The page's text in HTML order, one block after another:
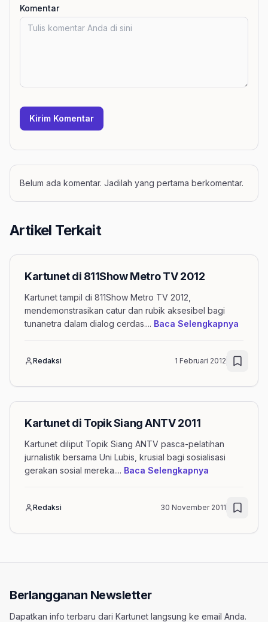
Komentar
Kirim Komentar
Belum ada komentar. Jadilah yang pertama berkomentar.
Artikel Terkait
Kartunet di 811Show Metro TV 2012
Kartunet tampil di 811Show Metro TV 2012,
mendemonstrasikan catur dan rubik aksesibel bagi
tunanetra dalam dialog cerdas.... Baca Selengkapnya
Redaksi 1 Februari 2012
Kartunet di Topik Siang ANTV 2011
Kartunet diliput Topik Siang ANTV pasca-pelatihan
jurnalistik bersama Uni Lubis, krusial bagi sosialisasi
gerakan sosial mereka.... Baca Selengkapnya
Redaksi 30 November 2011
Berlangganan Newsletter
Dapatkan info terbaru dari Kartunet langsung ke email Anda.